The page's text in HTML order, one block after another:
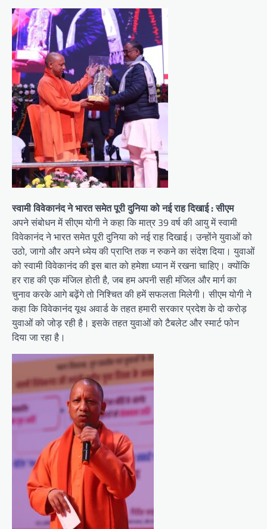
स्वामी विवेकानंद ने भारत समेत पूरी दुनिया को नई राह दिखाई : सीएम
अपने संबोधन में सीएम योगी ने कहा कि मात्र 39 वर्ष की आयु में स्वामी
विवेकानंद ने भारत समेत पूरी दुनिया को नई राह दिखाई। उन्होंने युवाओं को
उठो, जागो और अपने ध्येय की प्राप्ति तक न रुकने का संदेश दिया। युवाओं
को स्वामी विवेकानंद की इस बात को हमेशा ध्यान में रखना चाहिए। क्योंकि
हर राह की एक मंजिल होती है, जब हम अपनी सही मंजिल और मार्ग का
चुनाव करके आगे बढ़ेंगे तो निश्चित की हमें सफलता मिलेगी। सीएम योगी ने
कहा कि विवेकानंद यूथ अवार्ड के तहत हमारी सरकार प्रदेश के दो करोड़
युवाओं को जोड़ रही है। इसके तहत युवाओं को टैबलेट और स्मार्ट फोन
दिया जा रहा है।